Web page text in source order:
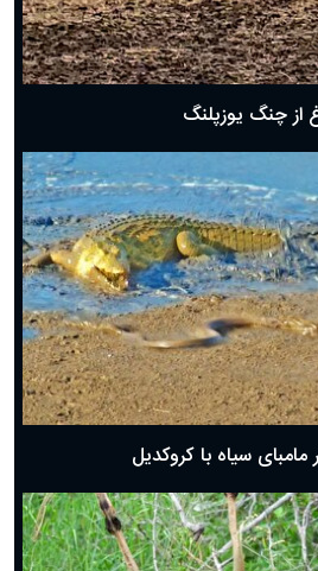
از چنگ یوزپلنگ
مامبای سیاه با کروکدیل